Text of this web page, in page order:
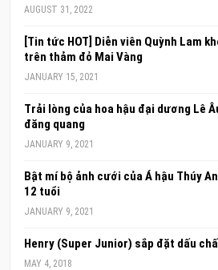
AUGUST 31, 2022
[Tin tức HOT] Diễn viên Quỳnh Lam
trên thảm đỏ Mai Vàng
JANUARY 15, 2021
Trải lòng của hoa hậu đại dương Lê
đăng quang
JANUARY 9, 2021
Bật mí bộ ảnh cưới của Á hậu Thúy
12 tuổi
JANUARY 9, 2021
Henry (Super Junior) sắp đặt dấu
MAY 4, 2018